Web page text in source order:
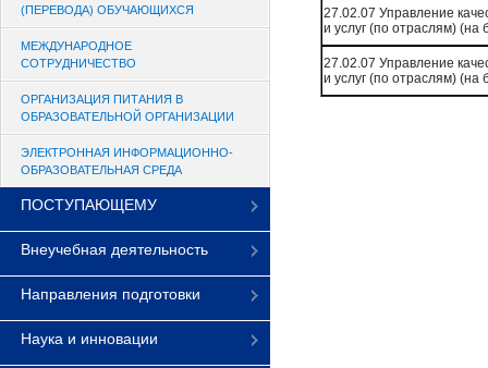
(ПЕРЕВОДА) ОБУЧАЮЩИХСЯ
МЕЖДУНАРОДНОЕ
СОТРУДНИЧЕСТВО
ОРГАНИЗАЦИЯ ПИТАНИЯ В
ОБРАЗОВАТЕЛЬНОЙ ОРГАНИЗАЦИИ
ЭЛЕКТРОННАЯ ИНФОРМАЦИОННО-
ОБРАЗОВАТЕЛЬНАЯ СРЕДА
ПОСТУПАЮЩЕМУ
Внеучебная деятельность
Направления подготовки
Наука и инновации
27.02.07 Управление
и услуг (по отраслям) (на
27.02.07 Управление
и услуг (по отраслям) (на